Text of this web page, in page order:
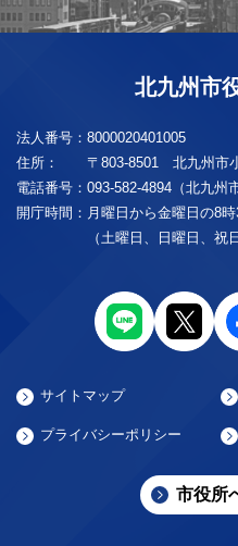
北九州市
法人番号： 8000020401005
住所：
〒803-8501 北九州市
電話番号： 093-582-4894（北九州
開庁時間： 月曜日から金曜日の8
（土曜日、日曜日、祝
サイトマップ
プライバシーポリシー
市役所